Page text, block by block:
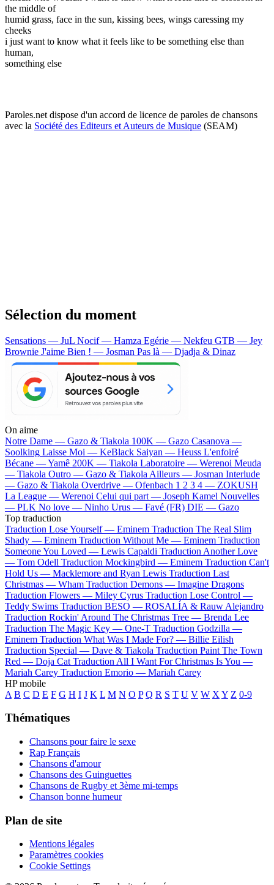
the middle of
humid grass, face in the sun, kissing bees, wings caressing my
cheeks
i just want to know what it feels like to be something else than
human,
something else
Paroles.net dispose d'un accord de licence de paroles de chansons
avec la Société des Editeurs et Auteurs de Musique (SEAM)
Sélection du moment
Sensations — JuL Nocif — Hamza Egérie — Nekfeu GTB — Jey
Brownie J'aime Bien ! — Josman Pas là — Djadja & Dinaz
On aime
Notre Dame — Gazo & Tiakola 100K — Gazo Casanova —
Soolking Laisse Moi — KeBlack Saiyan — Heuss L'enfoiré
Bécane —Yamê 200K — Tiakola Laboratoire — Werenoi Meuda
— Tiakola Outro — Gazo & Tiakola Ailleurs — Josman Interlude
— Gazo & Tiakola Overdrive — Ofenbach 1 2 3 4 — ZOKUSH
La League — Werenoi Celui qui part — Joseph Kamel Nouvelles
— PLK No love — Ninho Urus — Favé (FR) DIE — Gazo
Top traduction
Traduction Lose Yourself — Eminem Traduction The Real Slim
Shady — Eminem Traduction Without Me — Eminem Traduction
Someone You Loved — Lewis Capaldi Traduction Another Love
— Tom Odell Traduction Mockingbird — Eminem Traduction Can't
Hold Us — Macklemore and Ryan Lewis Traduction Last
Christmas — Wham Traduction Demons — Imagine Dragons
Traduction Flowers — Miley Cyrus Traduction Lose Control —
Teddy Swims Traduction BESO — ROSALÍA & Rauw Alejandro
Traduction Rockin' Around The Christmas Tree — Brenda Lee
Traduction The Magic Key — One-T Traduction Godzilla —
Eminem Traduction What Was I Made For? — Billie Eilish
Traduction Special — Dave & Tiakola Traduction Paint The Town
Red — Doja Cat Traduction All I Want For Christmas Is You —
Mariah Carey Traduction Emorio — Mariah Carey
HP mobile
A B C D E F G H I J K L M N O P Q R S T U V W X Y Z 0-9
Thématiques
Chansons pour faire le sexe
Rap Français
Chansons d'amour
Chansons des Guinguettes
Chansons de Rugby et 3ème mi-temps
Chanson bonne humeur
Plan de site
Mentions légales
Paramètres cookies
Cookie Settings